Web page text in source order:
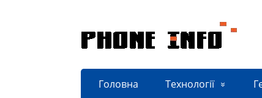
Головна Технології